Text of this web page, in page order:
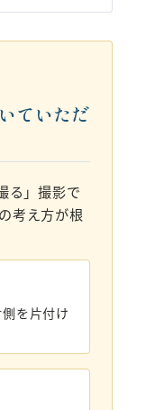
ていただ
る」撮影で
考え方が根
を片付け